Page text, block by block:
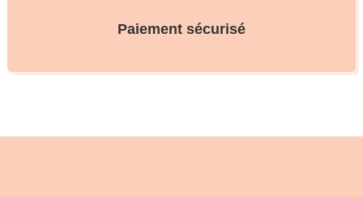
Paiement sécurisé